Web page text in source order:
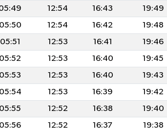
12:54 16:43 19:49
05:50 12:54 16:42 19:48
05:51 12:53 16:41 19:46
05:52 12:53 16:40 19:45
05:53 12:53 16:40 19:43
05:54 12:53 16:39 19:42
05:55 12:52 16:38 19:40
05:56 12:52 16:37 19:38